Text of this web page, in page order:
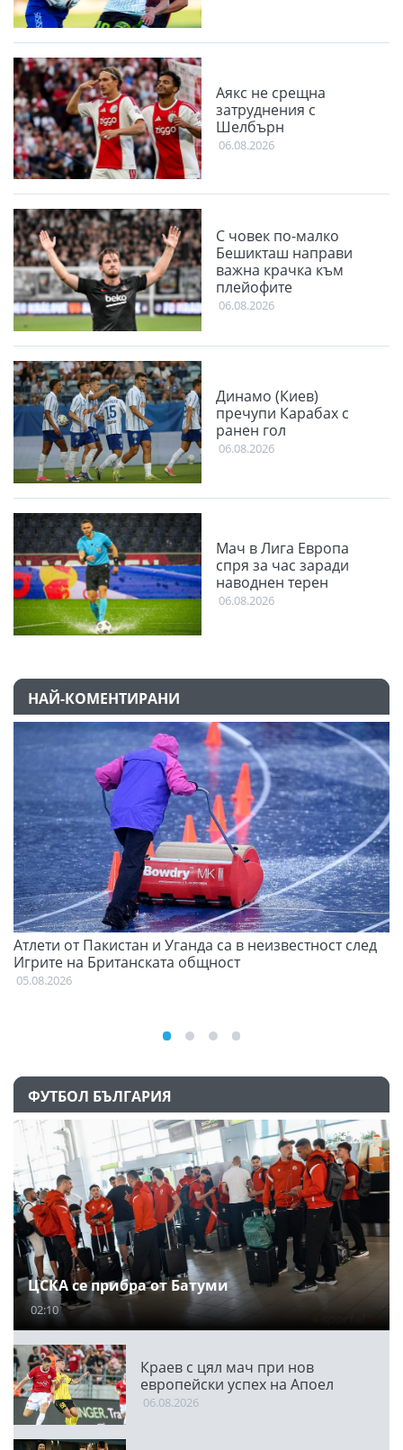
Аякс не срещна
затруднения с
Шелбърн
06.08.2026
С човек по-малко
Бешикташ направи
важна крачка към
плейофите
06.08.2026
Динамо (Киев)
пречупи Карабах с
ранен гол
06.08.2026
Мач в Лига Европа
спря за час заради
наводнен терен
06.08.2026
НАЙ-КОМЕНТИРАНИ
Атлети от Пакистан и Уганда са в неизвестност след
Игрите на Британската общност
05.08.2026
ФУТБОЛ БЪЛГАРИЯ
ЦСКА се прибра от Батуми
02:10
Краев с цял мач при нов
европейски успех на Апоел
06.08.2026